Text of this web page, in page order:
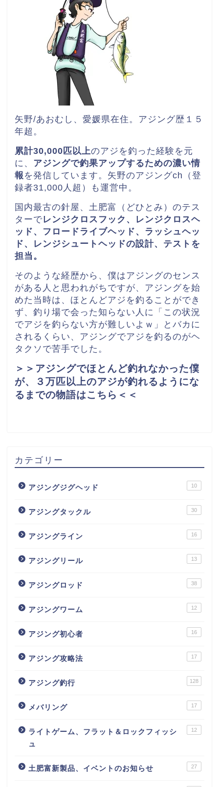
矢野/あおむし、愛媛県在住。 アジング歴１５
年超。
累計30,000匹以上のアジを釣った経験を元
に、 アジングで釣果アップするための濃い情
報を発信しています。矢野のアジングch（登
録者31,000人超）も運営中。
国内最古の針屋、土肥富（どひとみ）のテス
ターでレンジクロスフック、レンジクロスヘ
ッド、 フロードライブヘッド、ラッシュヘッ
ド、レンジシュートヘッドの設計、テストを
担当。
そのような経歴から、僕はアジングのセンス
がある人と思われがちですが、アジングを始
めた当時は、ほとんどアジを釣ることができ
ず、釣り場で会った知らない人に「この状況
でアジを釣らない方が難しいよｗ」とバカに
されるくらい、アジングでアジを釣るのがヘ
タクソで苦手でした。
＞＞アジングでほとんど釣れなかった僕
が、３万匹以上のアジが釣れるようにな
るまでの物語はこちら＜＜
カテゴリー
アジングジグヘッド 10
アジングタックル 30
アジングライン 16
アジングリール 13
アジングロッド 38
アジングワーム 12
アジング初心者 16
アジング攻略法 17
アジング釣行 128
メバリング 17
ライトゲーム、フラット＆ロックフィッシ
ュ
12
土肥富新製品、イベントのお知らせ 27